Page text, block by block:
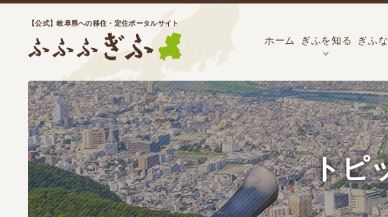
【公式】岐阜県への移住・定住ポータルサイト
ホーム ぎふを知る ぎふ
トピ